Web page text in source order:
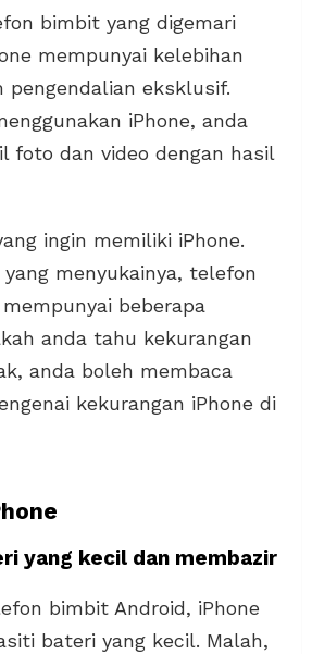
bimbit yang digemari
mempunyai kelebihan
pengendalian eksklusif.
iPhone, anda
foto dan video dengan hasil
ingin memiliki iPhone.
menyukainya, telefon
beberapa
anda tahu kekurangan
anda boleh membaca
kekurangan iPhone di
yang kecil dan membazir
bimbit Android, iPhone
bateri yang kecil. Malah,